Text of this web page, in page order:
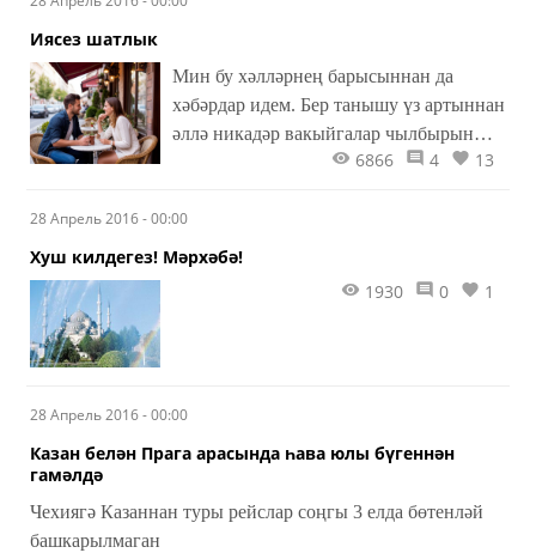
Иясез шатлык
Мин бу хәлләрнең барысыннан да
хәбәрдар идем. Бер танышу үз артыннан
әллә никадәр вакыйгалар чылбырын
тезде дә тезде генә. Алар һаман куера,
иде. Нәкъ телесе­риаллардагыча!..
6866 4 13
28 Апрель 2016 - 00:00
Хуш килдегез! Мәрхәбә!
1930
0 1
28 Апрель 2016 - 00:00
Казан белән Прага арасында һава юлы бүгеннән
гамәлдә
Чехиягә Казаннан туры рейслар соңгы 3 елда бөтенләй
башкарылмаган